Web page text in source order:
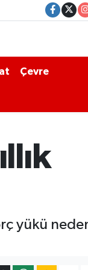
Çevre
yükü